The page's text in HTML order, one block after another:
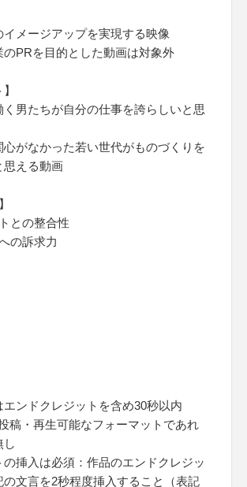
イメージアップを実現する映像
PRを目的とした動画は対象外
く男たちが自分の仕事を誇らしいと思
心がなかった若い世代がものづくりを
思える動画
との整合性
の訴求力
ンドクレジットを含め30秒以内
稿・再生可能なフォーマットであれ
し
挿入は必須：作品のエンドクレジッ
の文言を2秒程度挿入すること（表記